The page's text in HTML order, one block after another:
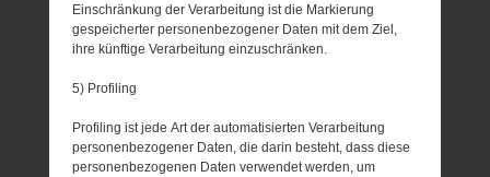
Einschränkung der Verarbeitung ist die Markierung
gespeicherter personenbezogener Daten mit dem Ziel,
ihre künftige Verarbeitung einzuschränken.
5) Profiling
Profiling ist jede Art der automatisierten Verarbeitung
personenbezogener Daten, die darin besteht, dass diese
personenbezogenen Daten verwendet werden, um